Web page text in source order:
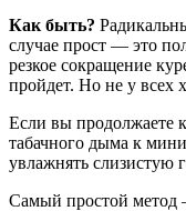
Как быть?
случае прост — это
резкое сокращение
пройдет. Но не у всех
Если вы продолжаете
табачного дыма к
увлажнять слизистую
Самый простой метод